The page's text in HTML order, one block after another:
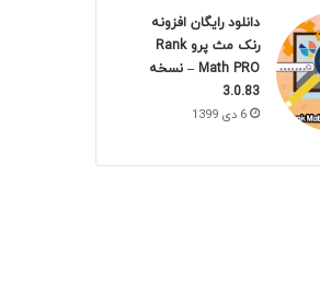
دانلود رایگان افزونه
رنک مث پرو Rank
Math PRO – نسخه
3.0.83
6 دی 1399